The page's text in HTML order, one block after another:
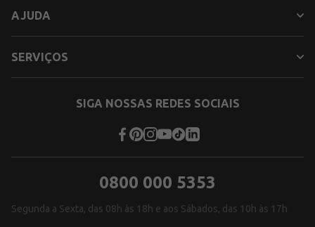
AJUDA
SERVIÇOS
SIGA NOSSAS REDES SOCIAIS
0800 000 5353
Segunda a Sexta, das 08h às 18h e aos Sábados, das 10h às 17h